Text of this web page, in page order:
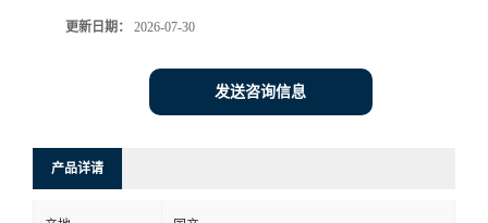
更新日期： 2026-07-30
发送咨询信息
产品详请